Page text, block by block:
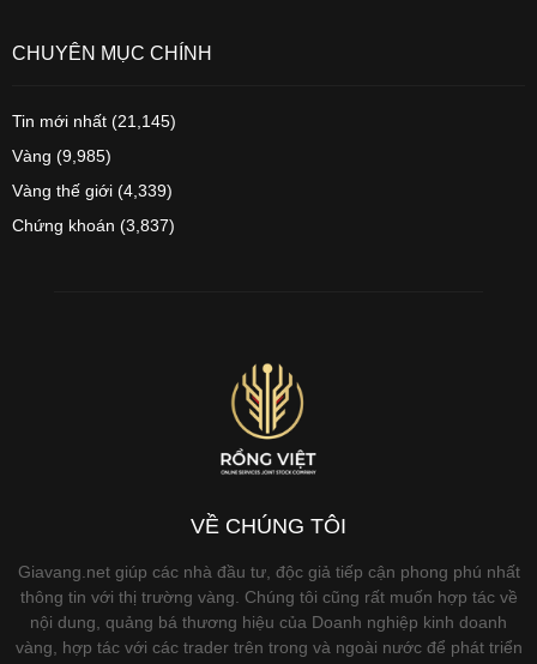
CHUYÊN MỤC CHÍNH
Tin mới nhất (21,145)
Vàng (9,985)
Vàng thế giới (4,339)
Chứng khoán (3,837)
VỀ CHÚNG TÔI
Giavang.net giúp các nhà đầu tư, độc giả tiếp cận phong phú nhất
thông tin với thị trường vàng. Chúng tôi cũng rất muốn hợp tác về
nội dung, quảng bá thương hiệu của Doanh nghiệp kinh doanh
vàng, hợp tác với các trader trên trong và ngoài nước để phát triển